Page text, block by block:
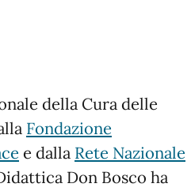
della Cura delle
Fondazione
e dalla Rete Nazionale
Don Bosco ha